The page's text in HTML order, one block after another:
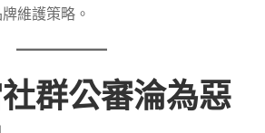
維護策略。
群公審淪為惡